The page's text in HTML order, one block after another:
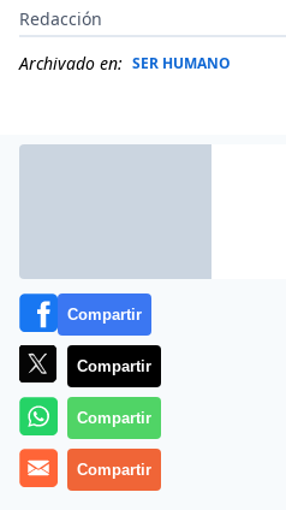
Redacción
Archivado en: SER HUMANO
Cuando Ethan Hawke
en «
Antes del amanecer
Compartir
Compartir
Compartir
Compartir